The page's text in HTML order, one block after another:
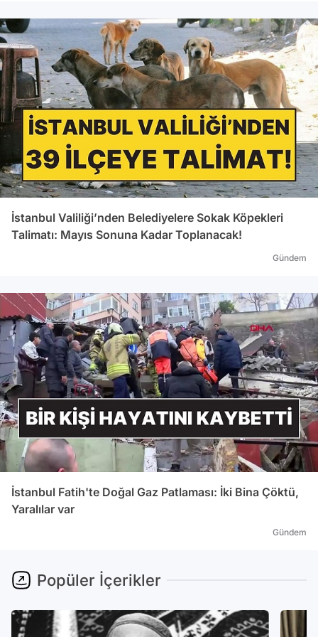
İstanbul Valiliği’nden Belediyelere Sokak Köpekleri
Talimatı: Mayıs Sonuna Kadar Toplanacak!
Gündem
İstanbul Fatih'te Doğal Gaz Patlaması: İki Bina Çöktü,
Yaralılar var
Gündem
Popüler İçerikler